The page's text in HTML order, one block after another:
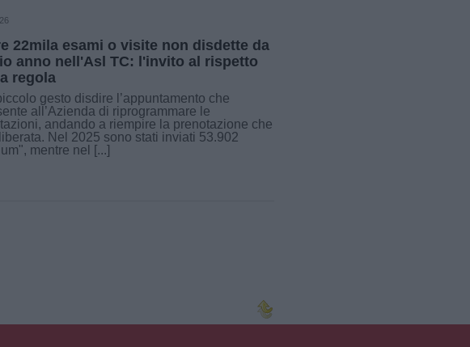
22mila esami o visite non disdette da
anno nell'Asl TC: l'invito al rispetto
regola
gesto disdire l’appuntamento che
all’Azienda di riprogrammare le
andando a riempire la prenotazione che
Nel 2025 sono stati inviati 53.902
mentre nel [...]